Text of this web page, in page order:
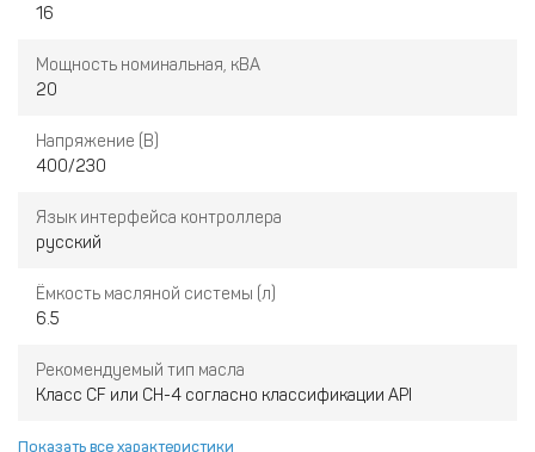
16
Мощность номинальная, кВА
20
Напряжение (В)
400/230
Язык интерфейса контроллера
русский
Ёмкость масляной системы (л)
6.5
Рекомендуемый тип масла
Класс CF или CH-4 согласно классификации API
Показать все характеристики